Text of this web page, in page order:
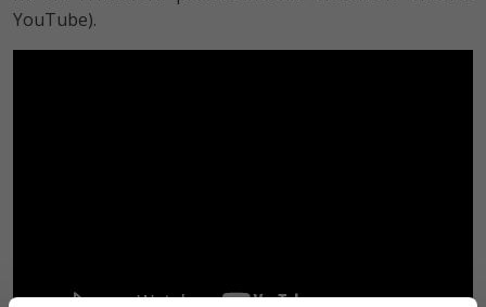
ASP.NET MVC
Django
Pro děti
Linux
YouTube).